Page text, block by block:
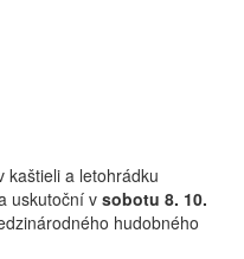
kaštieli a letohrádku
uskutoční v sobotu 8. 10.
hudobného